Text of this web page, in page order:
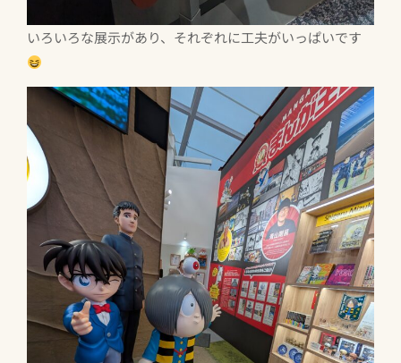
いろいろな展示があり、それぞれに工夫がいっぱいです